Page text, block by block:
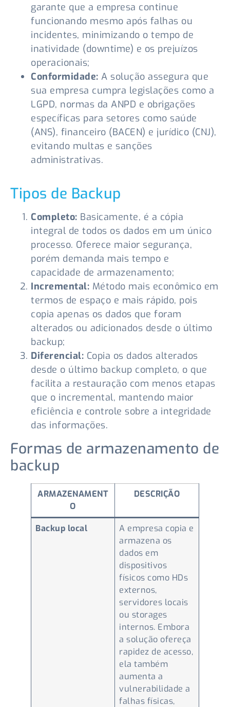
garante que a empresa continue
funcionando mesmo após falhas ou
incidentes, minimizando o tempo de
inatividade (downtime) e os prejuízos
operacionais;
Conformidade: A solução assegura que
sua empresa cumpra legislações como a
LGPD, normas da ANPD e obrigações
específicas para setores como saúde
(ANS), financeiro (BACEN) e jurídico (CNJ),
evitando multas e sanções
administrativas.
Tipos de Backup
Completo: Basicamente, é a cópia
integral de todos os dados em um único
processo. Oferece maior segurança,
porém demanda mais tempo e
capacidade de armazenamento;
Incremental: Método mais econômico em
termos de espaço e mais rápido, pois
copia apenas os dados que foram
alterados ou adicionados desde o último
backup;
Diferencial: Copia os dados alterados
desde o último backup completo, o que
facilita a restauração com menos etapas
que o incremental, mantendo maior
eficiência e controle sobre a integridade
das informações.
Formas de armazenamento de
backup
ARMAZENAMENT
O
DESCRIÇÃO
Backup local
A empresa copia e
armazena os
dados em
dispositivos
físicos como HDs
externos,
servidores locais
ou storages
internos. Embora
a solução ofereça
rapidez de acesso,
ela também
aumenta a
vulnerabilidade a
falhas físicas,